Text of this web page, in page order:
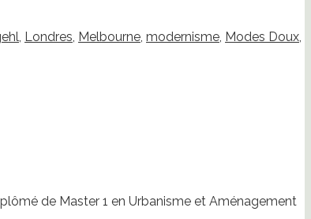
, Londres, Melbourne, modernisme, Modes Doux,
de Master 1 en Urbanisme et Aménagement